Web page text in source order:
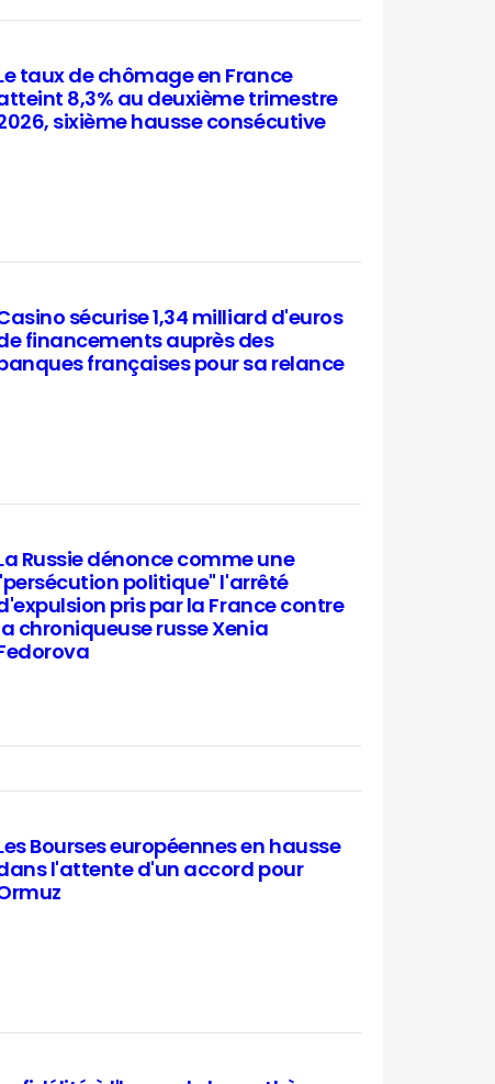
taux de chômage en France
8,3% au deuxième trimestre
sixième hausse consécutive
sécurise 1,34 milliard d'euros
financements auprès des
banques françaises pour sa relance
Russie dénonce comme une
politique" l'arrêté
pris par la France contre
la chroniqueuse russe Xenia
Bourses européennes en hausse
l'attente d'un accord pour